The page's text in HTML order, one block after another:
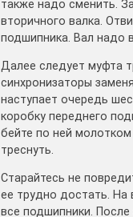
также надо сменить.
вторичного валка.
подшипника. Вал надо
Далее следует муфта
синхронизаторы
наступает очередь
коробку переднего
бейте по ней
треснуть.
Старайтесь не
ее трудно достать. На
все подшипники.